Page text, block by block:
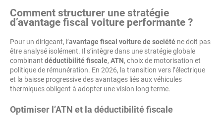
Comment structurer une stratégie
d’avantage fiscal voiture performante ?
Pour un dirigeant, l’avantage fiscal voiture de société ne doit pas
être analysé isolément. Il s’intègre dans une stratégie globale
combinant déductibilité fiscale, ATN, choix de motorisation et
politique de rémunération. En 2026, la transition vers l’électrique
et la baisse progressive des avantages liés aux véhicules
thermiques obligent à adopter une vision long terme.
Optimiser l’ATN et la déductibilité fiscale